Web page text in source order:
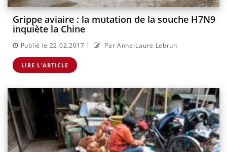
Grippe aviaire : la mutation de la souche H7N9
inquiète la Chine
Publié le 22.02.2017 | Par Anne-Laure Lebrun
LIRE L'ARTICLE